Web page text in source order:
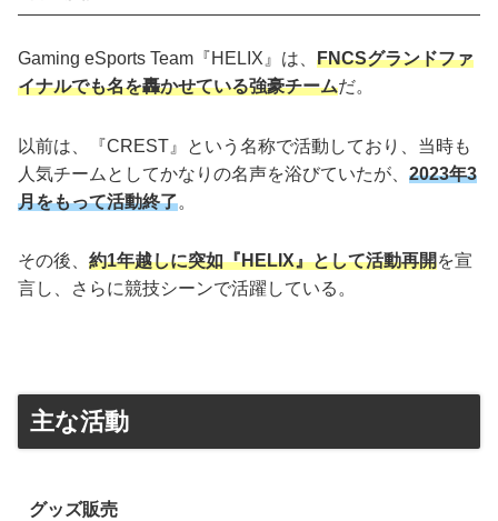
Gaming eSports Team『HELIX』は、 FNCSグランドファ
イナルでも名を轟かせている強豪チームだ。
以前は、『CREST』という名称で活動しており、当時も
人気チームとしてかなりの名声を浴びていたが、 2023年3
月をもって活動終了。
その後、 約1年越しに突如『HELIX』として活動再開を宣
言し、さらに競技シーンで活躍している。
主な活動
グッズ販売